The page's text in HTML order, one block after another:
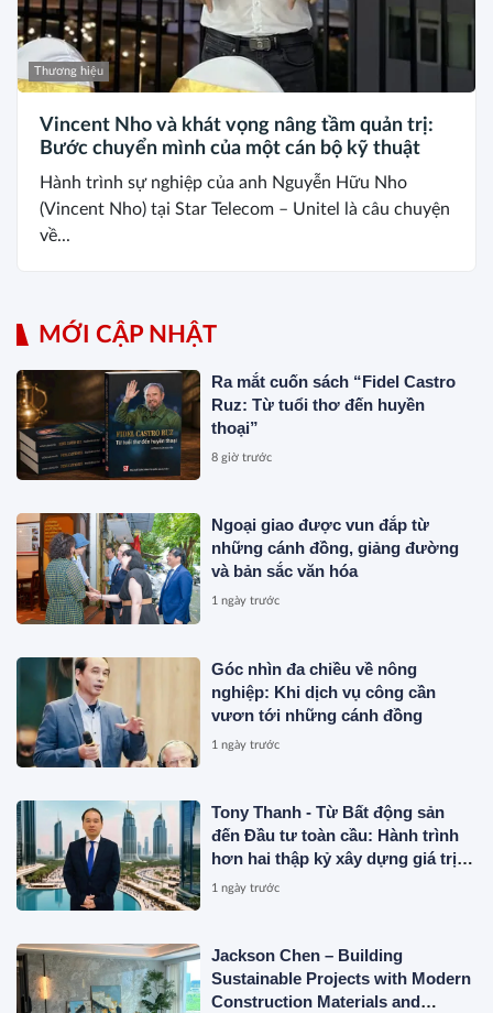
Thương hiệu
Vincent Nho và khát vọng nâng tầm quản trị:
Bước chuyển mình của một cán bộ kỹ thuật
Hành trình sự nghiệp của anh Nguyễn Hữu Nho
(Vincent Nho) tại Star Telecom – Unitel là câu chuyện
về...
MỚI CẬP NHẬT
Ra mắt cuốn sách “Fidel Castro
Ruz: Từ tuổi thơ đến huyền
thoại”
8 giờ trước
Ngoại giao được vun đắp từ
những cánh đồng, giảng đường
và bản sắc văn hóa
1 ngày trước
Góc nhìn đa chiều về nông
nghiệp: Khi dịch vụ công cần
vươn tới những cánh đồng
1 ngày trước
Tony Thanh - Từ Bất động sản
đến Đầu tư toàn cầu: Hành trình
hơn hai thập kỷ xây dựng giá trị
của một doanh nhân Việt tại Úc
1 ngày trước
Jackson Chen – Building
Sustainable Projects with Modern
Construction Materials and